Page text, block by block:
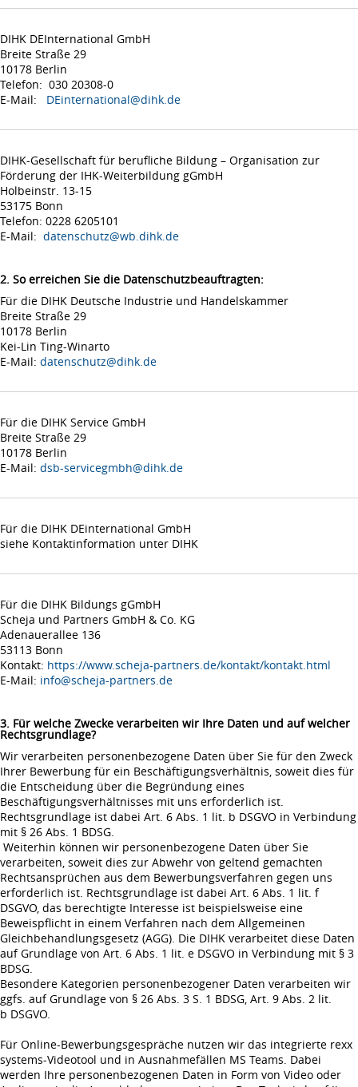
DIHK DEInternational GmbH
Breite Straße 29
10178 Berlin
Telefon: 030 20308-0
E-Mail: DEinternational@dihk.de
DIHK-Gesellschaft für berufliche Bildung – Organisation zur
Förderung der IHK-Weiterbildung gGmbH
Holbeinstr. 13-15
53175 Bonn
Telefon: 0228 6205101
E-Mail: datenschutz@wb.dihk.de
2. So erreichen Sie die Datenschutzbeauftragten:
Für die DIHK Deutsche Industrie und Handelskammer
Breite Straße 29
10178 Berlin
Kei-Lin Ting-Winarto
E-Mail: datenschutz@dihk.de
Für die DIHK Service GmbH
Breite Straße 29
10178 Berlin
E-Mail: dsb-servicegmbh@dihk.de
Für die DIHK DEinternational GmbH
siehe Kontaktinformation unter DIHK
Für die DIHK Bildungs gGmbH
Scheja und Partners GmbH & Co. KG
Adenauerallee 136
53113 Bonn
Kontakt: https://www.scheja-partners.de/kontakt/kontakt.html
E-Mail: info@scheja-partners.de
3. Für welche Zwecke verarbeiten wir Ihre Daten und auf welcher
Rechtsgrundlage?
Wir verarbeiten personenbezogene Daten über Sie für den Zweck
Ihrer Bewerbung für ein Beschäftigungsverhältnis, soweit dies für
die Entscheidung über die Begründung eines
Beschäftigungsverhältnisses mit uns erforderlich ist.
Rechtsgrundlage ist dabei Art. 6 Abs. 1 lit. b DSGVO in Verbindung
mit § 26 Abs. 1 BDSG.
Weiterhin können wir personenbezogene Daten über Sie
verarbeiten, soweit dies zur Abwehr von geltend gemachten
Rechtsansprüchen aus dem Bewerbungsverfahren gegen uns
erforderlich ist. Rechtsgrundlage ist dabei Art. 6 Abs. 1 lit. f
DSGVO, das berechtigte Interesse ist beispielsweise eine
Beweispflicht in einem Verfahren nach dem Allgemeinen
Gleichbehandlungsgesetz (AGG). Die DIHK verarbeitet diese Daten
auf Grundlage von Art. 6 Abs. 1 lit. e DSGVO in Verbindung mit § 3
BDSG.
Besondere Kategorien personenbezogener Daten verarbeiten wir
ggfs. auf Grundlage von § 26 Abs. 3 S. 1 BDSG, Art. 9 Abs. 2 lit.
b DSGVO.
Für Online-Bewerbungsgespräche nutzen wir das integrierte rexx
systems-Videotool und in Ausnahmefällen MS Teams. Dabei
werden Ihre personenbezogenen Daten in Form von Video oder